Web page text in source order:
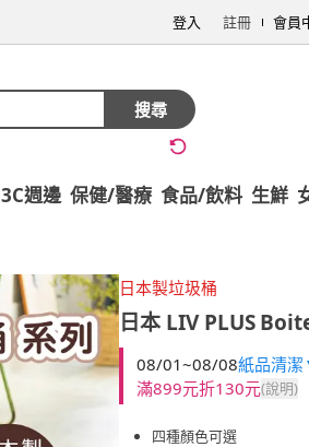
登入 註冊 會員
搜尋
3C週邊 保健/醫療 食品/飲料 生鮮
日本製垃圾桶
日本 LIV PLUS
08/01~08/08紙品清
滿899元折130元(說明)
四種顏色可選